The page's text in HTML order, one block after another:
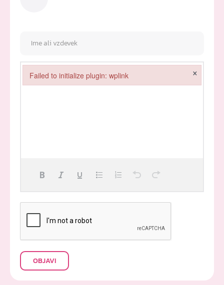
OBJAVI
Failed to initialize plugin: wplink ×
Failed to initialize plugin: wplink